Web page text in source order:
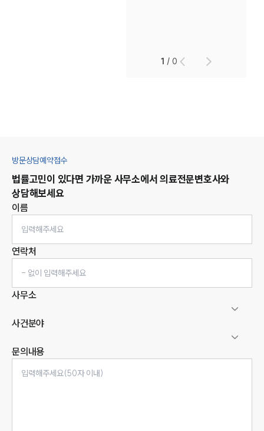
1 /0
방문상담예약접수
법률고민이 있다면 가까운 사무소에서 의료전문변호사와
상담해보세요
이름
연락처
사무소
사건분야
문의내용